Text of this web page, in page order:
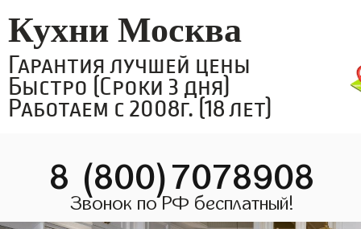
Кухни Москва
Гарантия лучшей цены
Быстро (Сроки 3 дня)
Работаем с 2008г. (18 лет)
8 (800)7078908
Звонок по РФ бесплатный!